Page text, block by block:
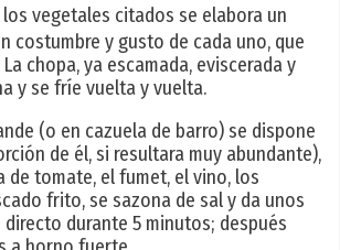
vegetales citados se elabora un
costumbre y gusto de cada uno, que
chopa, ya escamada, eviscerada y
y se fríe vuelta y vuelta.
(o en cazuela de barro) se dispone
de él, si resultara muy abundante),
de tomate, el fumet, el vino, los
frito, se sazona de sal y da unos
durante 5 minutos; después